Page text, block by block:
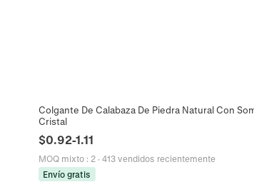
Colgante De Calabaza De Piedra Natural Con
Cristal
$0.92-1.11
MOQ mixto: 2· 413 vendidos recientemente
Envío gratis